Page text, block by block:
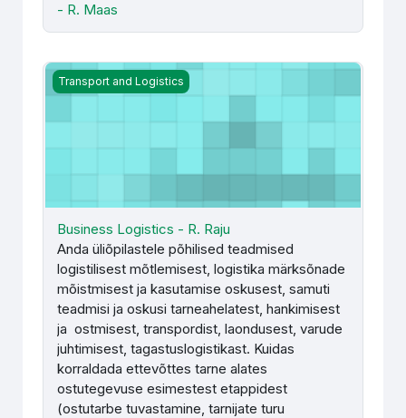
- R. Maas
Business Logistics - R. Raju
Transport and Logistics
Business Logistics - R. Raju
Anda üliõpilastele põhilised teadmised
logistilisest mõtlemisest, logistika märksõnade
mõistmisest ja kasutamise oskusest, samuti
teadmisi ja oskusi tarneahelatest, hankimisest
ja ostmisest, transpordist, laondusest, varude
juhtimisest, tagastuslogistikast. Kuidas
korraldada ettevõttes tarne alates
ostutegevuse esimestest etappidest
(ostutarbe tuvastamine, tarnijate turu